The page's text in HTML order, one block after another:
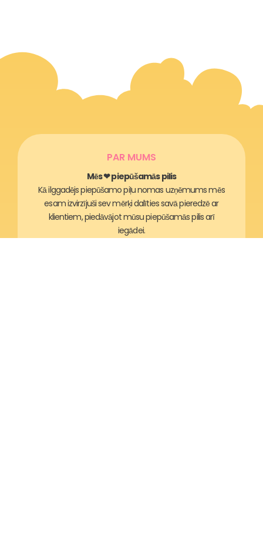
PAR MUMS
Mēs ❤ piepūšamās pilis
Kā ilggadējs piepūšamo piļu nomas uzņēmums mēs
esam izvirzījuši sev mērķi dalīties savā pieredzē ar
klientiem, piedāvājot mūsu piepūšamās pilis arī
iegādei.